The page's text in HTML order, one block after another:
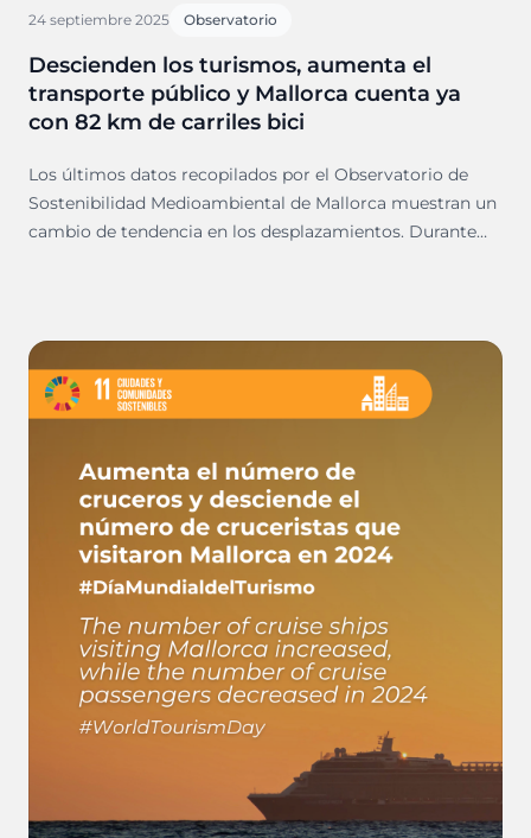
24 septiembre 2025 Observatorio
Descienden los turismos, aumenta el
transporte público y Mallorca cuenta ya
con 82 km de carriles bici
Los últimos datos recopilados por el Observatorio de
Sostenibilidad Medioambiental de Mallorca muestran un
cambio de tendencia en los desplazamientos. Durante